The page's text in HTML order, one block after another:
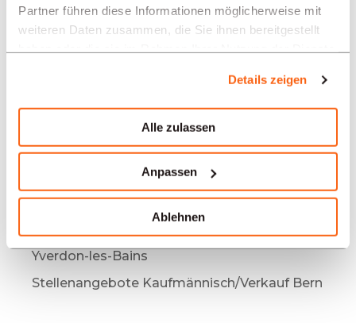
Partner führen diese Informationen möglicherweise mit
weiteren Daten zusammen, die Sie ihnen bereitgestellt
Details zeigen
Alle zulassen
Anpassen
Ablehnen
TYPE
SPRACHE
Kaufmännisch/Verkauf
Angebote in anderen Regionen:
Stellenangebote Kaufmännisch/Verkauf Biel
Stellenangebote Kaufmännisch/Verkauf
Yverdon-les-Bains
Stellenangebote Kaufmännisch/Verkauf Bern